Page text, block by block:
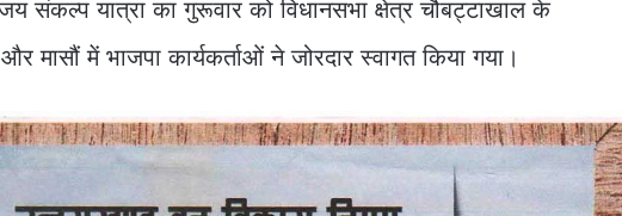
संकल्प यात्रा का गुरूवार को विधानसभा क्षेत्र चौबट्टाखाल के
मासौं में भाजपा कार्यकर्ताओं ने जोरदार स्वागत किया गया।